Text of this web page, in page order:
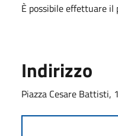
È possibile effettuare il
Indirizzo
Piazza Cesare Battisti,